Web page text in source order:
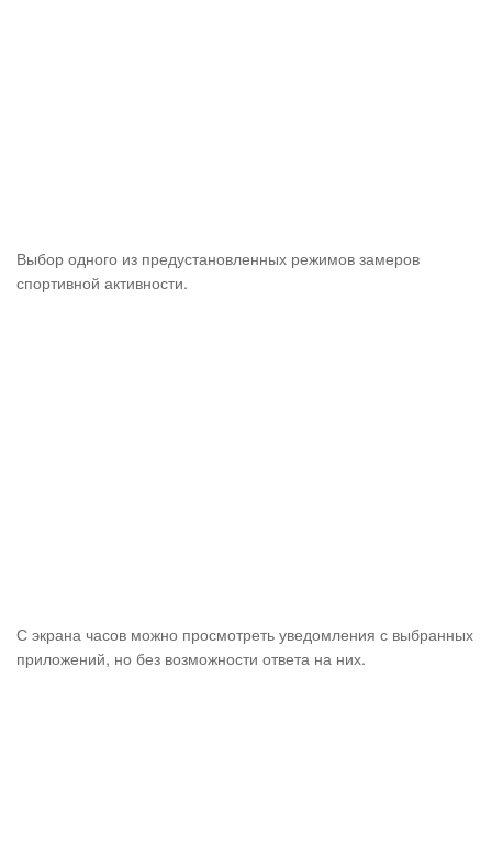
Выбор одного из предустановленных режимов замеров
спортивной активности.
С экрана часов можно просмотреть уведомления с выбранных
приложений, но без возможности ответа на них.